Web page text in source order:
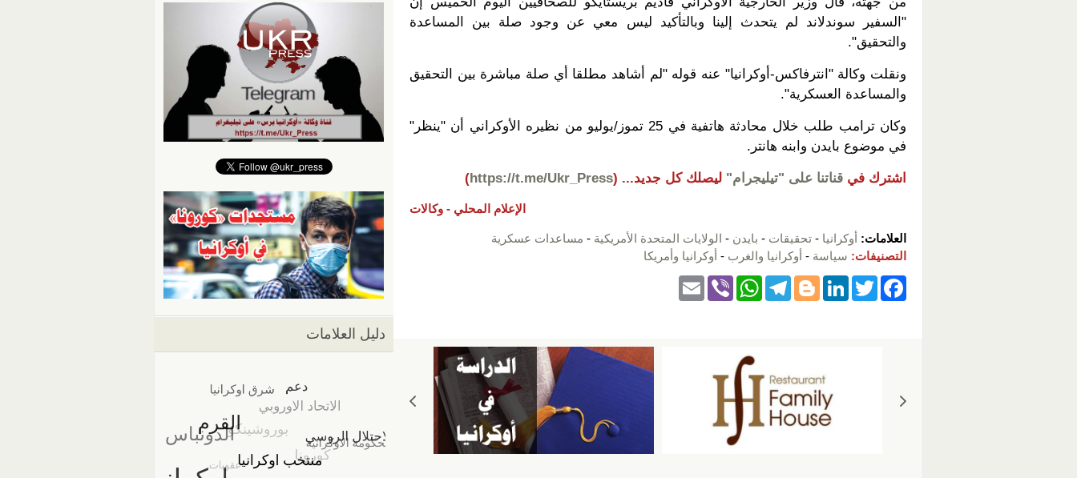
"السفير سوندلاند لم يتحدث إلينا وبالتأكيد ليس معي عن وجود صلة بين المساعدة
والتحقيق".
ونقلت وكالة "انترفاكس-أوكرانيا" عنه قوله "لم أشاهد مطلقا أي صلة مباشرة بين التحقيق
والمساعدة العسكرية".
وكان ترامب طلب خلال محادثة هاتفية في 25 تموز/يوليو من نظيره الأوكراني أن "ينظر"
في موضوع بايدن وابنه هانتر.
اشترك في قناتنا على "تيليجرام" ليصلك كل جديد... (
https://t.me/Ukr_Press
)
الإعلام المحلي - وكالات
العلامات: أوكرانيا - تحقيقات - بايدن - الولايات المتحدة الأمريكية - مساعدات عسكرية
التصنيفات: سياسة - أوكرانيا والغرب - أوكرانيا وأمريكا
F
T
Li
dI
n
Bl
er
T
gr
a
m
W
s
A
p
p
Vi
دليل العلامات